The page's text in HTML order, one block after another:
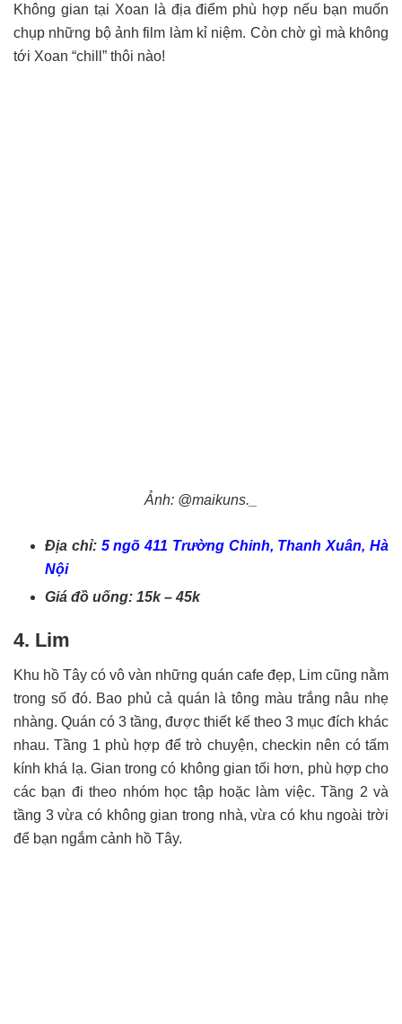
Không gian tại Xoan là địa điểm phù hợp nếu bạn muốn
chụp những bộ ảnh film làm kỉ niệm. Còn chờ gì mà không
tới Xoan “chill” thôi nào!
Ảnh: @maikuns._
Địa chỉ: 5 ngõ 411 Trường Chinh, Thanh Xuân, Hà
Nội
Giá đồ uống: 15k – 45k
4. Lim
Khu hồ Tây có vô vàn những quán cafe đẹp, Lim cũng nằm
trong số đó. Bao phủ cả quán là tông màu trắng nâu nhẹ
nhàng. Quán có 3 tầng, được thiết kế theo 3 mục đích khác
nhau. Tầng 1 phù hợp để trò chuyện, checkin nên có tấm
kính khá lạ. Gian trong có không gian tối hơn, phù hợp cho
các bạn đi theo nhóm học tập hoặc làm việc. Tầng 2 và
tầng 3 vừa có không gian trong nhà, vừa có khu ngoài trời
để bạn ngắm cảnh hồ Tây.